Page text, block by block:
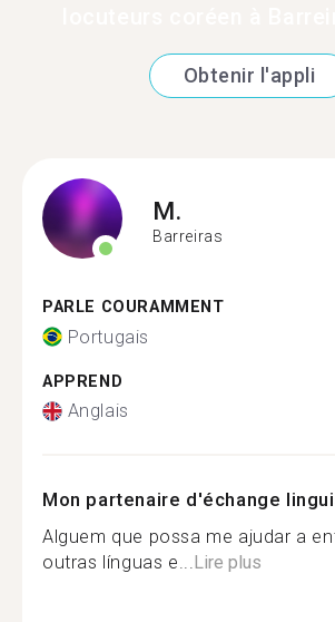
Obtenir l'appli
M.
Barreiras
PARLE COURAMMENT
Portugais
APPREND
Anglais
Mon partenaire d'échange
Alguem que possa me ajudar a
outras línguas e...Lire plus